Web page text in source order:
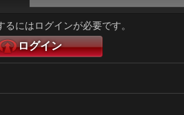
るにはログインが必要です。
ログイン